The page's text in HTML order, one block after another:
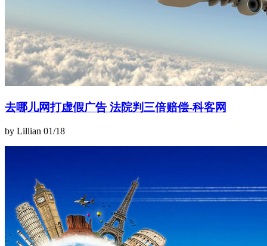
去哪儿网打虚假广告 法院判三倍赔偿-科客网
by Lillian 01/18